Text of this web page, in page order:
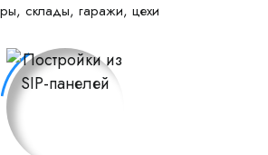
склады, гаражи, цехи